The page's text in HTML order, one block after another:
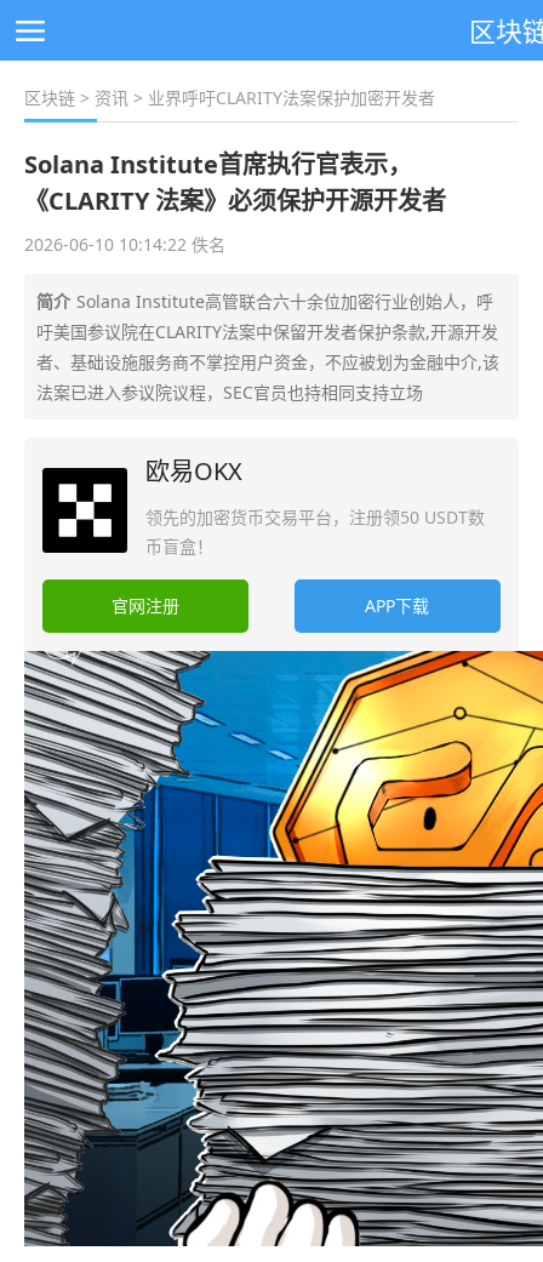
区块
区块链 > 资讯 > 业界呼吁CLARITY法案保护加密开发者
Solana Institute首席执行官表示，
《CLARITY 法案》必须保护开源开发者
2026-06-10 10:14:22 佚名
简介 Solana Institute高管联合六十余位加密行业创始人，呼
吁美国参议院在CLARITY法案中保留开发者保护条款,开源开发
者、基础设施服务商不掌控用户资金，不应被划为金融中介,该
法案已进入参议院议程，SEC官员也持相同支持立场
欧易OKX
领先的加密货币交易平台，注册领50 USDT数
币盲盒！
官网注册 APP下载